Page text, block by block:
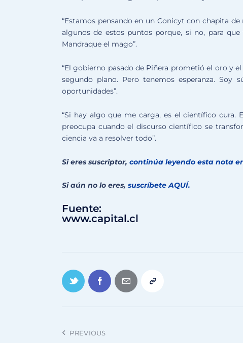
“Estamos pensando en un Conicyt con chapita
algunos de estos puntos porque, si no, para
Mandraque el mago”.
“El gobierno pasado de Piñera prometió el oro y
segundo plano. Pero tenemos esperanza.
oportunidades”.
“Si hay algo que me carga, es el científico cura.
preocupa cuando el discurso científico se
ciencia va a resolver todo”.
Si eres suscriptor, continúa leyendo esta nota
Si aún no lo eres, suscríbete AQUÍ.
Fuente:
www.capital.cl
PREVIOUS